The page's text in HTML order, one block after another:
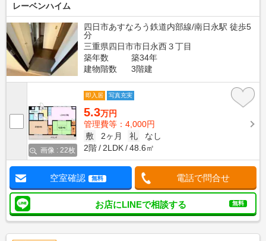
レーベンハイム
四日市あすなろう鉄道内部線/南日永駅 徒歩5
分
三重県四日市市日永西３丁目
築年数
築34年
建物階数
3階建
画像 : 22枚
即入居 写真充実
5.3万円
管理費等：4,000円
敷
2ヶ月 礼
なし
2階
2LDK 48.6㎡
空室確認 無料 電話で問合せ
お店にLINEで相談する 無料